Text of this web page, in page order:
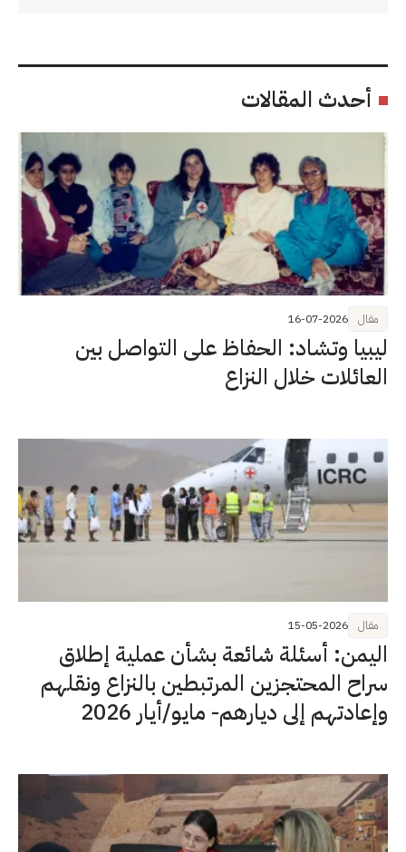
أحدث المقالات
ليبيا وتشاد: الحفاظ على التواصل بين
العائلات خلال النزاع
مقال 16-07-2026
اليمن: أسئلة شائعة بشأن عملية إطلاق
سراح المحتجزين المرتبطين بالنزاع ونقلهم
وإعادتهم إلى ديارهم- مايو/أيار 2026
مقال 15-05-2026